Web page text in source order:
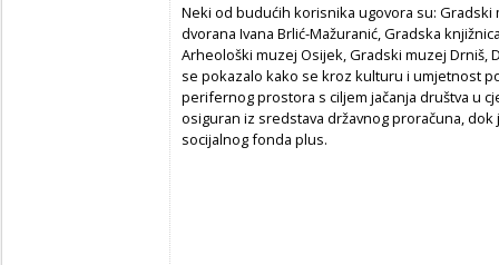
Neki od budućih korisnika ugovora su: Gradski
dvorana Ivana Brlić-Mažuranić, Gradska
Arheološki muzej Osijek, Gradski muzej Drniš,
se pokazalo kako se kroz kulturu i umjetnost
perifernog prostora s ciljem jačanja društva u
osiguran iz sredstava državnog proračuna,
socijalnog fonda plus.